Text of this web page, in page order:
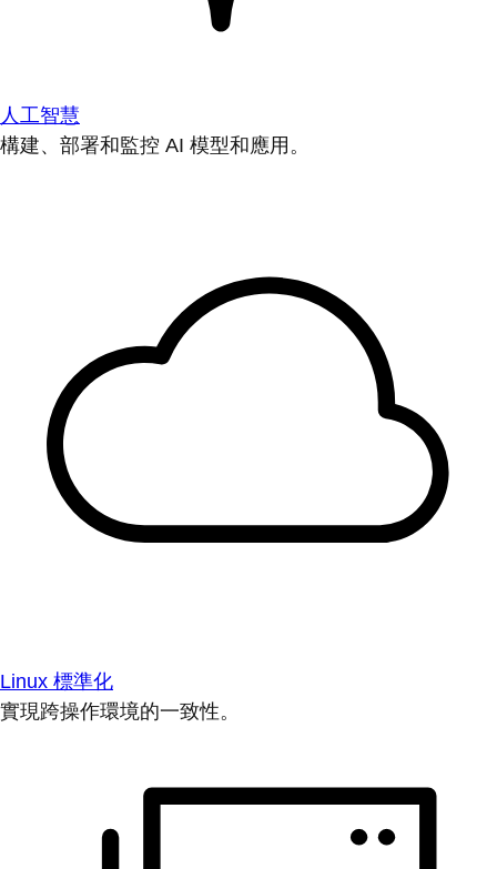
人工智慧
構建、部署和監控 AI 模型和應用。
Linux 標準化
實現跨操作環境的一致性。